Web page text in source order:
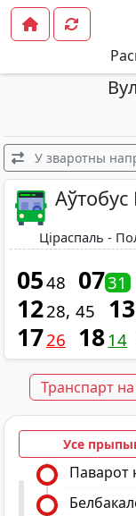
У зваротны
Ціраспаль -
0548 0731
1228 45 13
1726 18 14
Транспарт
Усе
Паварот